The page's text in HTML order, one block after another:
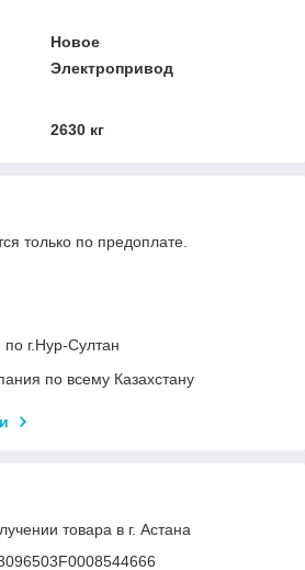
Новое
Электропривод
2630 кг
только по предоплате.
по г.Нур-Султан
по всему Казахстану
товара в г. Астана